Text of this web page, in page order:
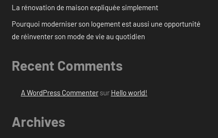
La rénovation de maison expliquée simplement
Pourquoi moderniser son logement est aussi une opportunité
de réinventer son mode de vie au quotidien
Recent Comments
A WordPress Commentersur Hello world!
Archives